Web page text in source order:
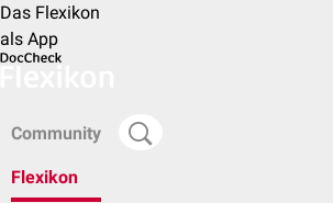
Das Flexikon
als App
Community
Flexikon